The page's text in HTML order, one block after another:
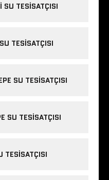
SU TESISATÇISI
TESISATÇISI
SU TESISATÇISI
SU TESISATÇISI
TESISATÇISI